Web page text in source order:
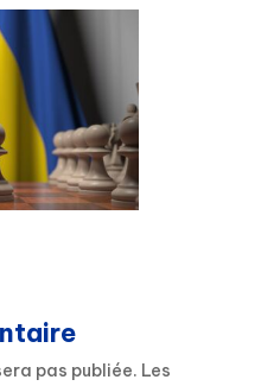
pas publiée. Les